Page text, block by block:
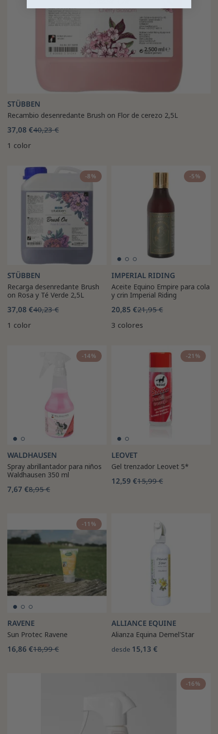
STÜBBEN
Recambio desenredante Brush on Flor de cerezo 2,5L
37,08 €40,23 €
1 color
-8%
STÜBBEN
Recarga desenredante Brush
on Rosa y Té Verde 2,5L
37,08 €40,23 €
1 color
-5%
IMPERIAL RIDING
Aceite Equino Empire para cola
y crin Imperial Riding
20,85 €21,95 €
3 colores
-14%
WALDHAUSEN
Spray abrillantador para niños
Waldhausen 350 ml
7,67 €8,95 €
-21%
LEOVET
Gel trenzador Leovet 5*
12,59 €15,99 €
-11%
RAVENE
Sun Protec Ravene
16,86 €18,99 €
ALLIANCE EQUINE
Alianza Equina Demel'Star
desde 15,13 €
-16%